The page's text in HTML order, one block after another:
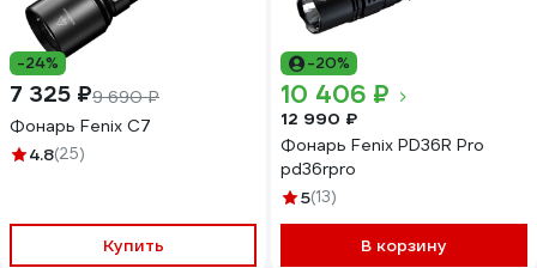
-24%
7 325 ₽9 690 ₽
Фонарь Fenix C7
4.8(25)
Купить
-20%
10 406 ₽
12 990 ₽
Фонарь Fenix PD36R Pro
pd36rpro
5(13)
В корзину